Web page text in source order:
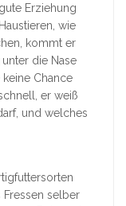
Erziehung
wie
kommt er
die Nase
Chance
er weiß
und welches
Fressen selber